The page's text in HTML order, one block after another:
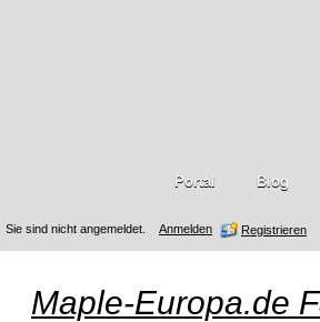
Sie sind nicht angemeldet. Anmelden Registrieren
Portal Blog
Maple-Europa.de